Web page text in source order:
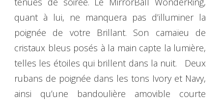
quant à lui, ne manquera pas d’illuminer la
poignée de votre Brillant. Son camaïeu de
cristaux bleus posés à la main capte la lumière,
telles les étoiles qui brillent dans la nuit. Deux
rubans de poignée dans les tons Ivory et Navy,
ainsi qu’une bandoulière amovible courte